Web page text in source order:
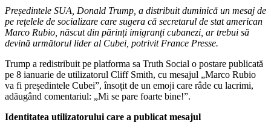
Președintele SUA, Donald Trump, a distribuit duminică un mesaj de
pe rețelele de socializare care sugera că secretarul de stat american
Marco Rubio, născut din părinți imigranți cubanezi, ar trebui să
devină următorul lider al Cubei, potrivit France Presse.
Trump a redistribuit pe platforma sa Truth Social o postare publicată
pe 8 ianuarie de utilizatorul Cliff Smith, cu mesajul „Marco Rubio
va fi președintele Cubei”, însoțit de un emoji care râde cu lacrimi,
adăugând comentariul: „Mi se pare foarte bine!”.
Identitatea utilizatorului care a publicat mesajul